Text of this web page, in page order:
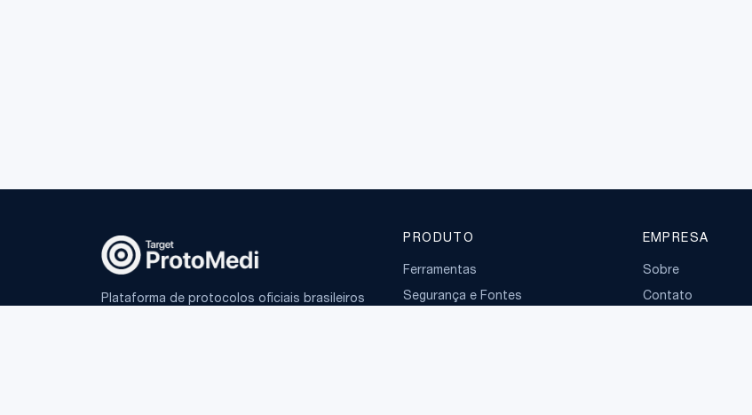
Plataforma de protocolos oficiais brasileiros
PRODUTO
Ferramentas
Segurança e Fontes
EMPRESA
Sobre
Contato